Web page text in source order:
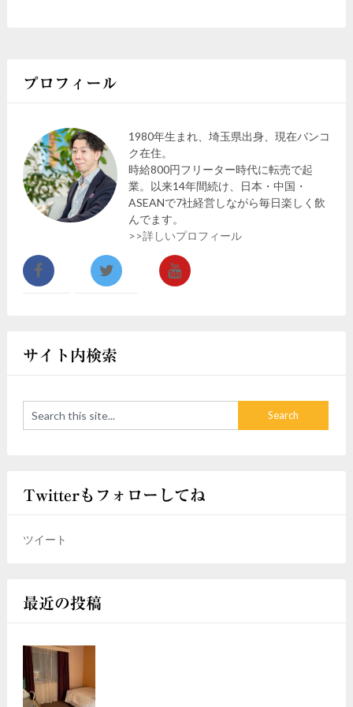
プロフィール
1980年生まれ、埼玉県出身、現在バンコ
ク在住。
時給800円フリーター時代に転売で起
業。以来14年間続け、日本・中国・
ASEANで7社経営しながら毎日楽しく飲
んでます。
>>詳しいプロフィール
サイト内検索
Twitterもフォローしてね
ツイート
最近の投稿